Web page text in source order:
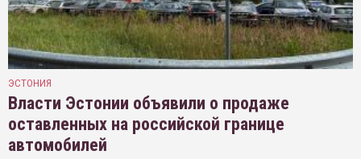
ЭСТОНИЯ
Власти Эстонии объявили о продаже
оставленных на российской границе
автомобилей